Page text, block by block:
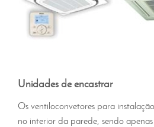
Unidades de encastrar
Os ventiloconvetores para
no interior da parede, sendo